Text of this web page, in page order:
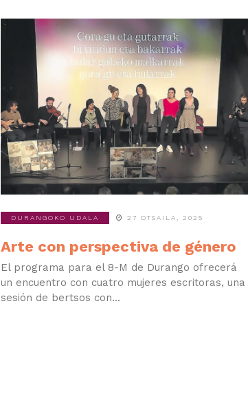
DURANGOKO UDALA 27 OTSAILA, 2025
Arte con perspectiva de género
El programa para el 8-M de Durango ofrecerá
un encuentro con cuatro mujeres escritoras, una
sesión de bertsos con...